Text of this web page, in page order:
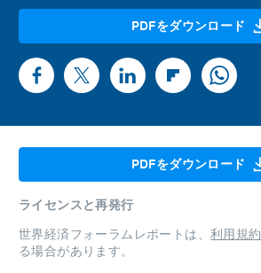
PDFをダウンロード
PDFをダウンロード
ライセンスと再発行
世界経済フォーラムレポートは、 利用規約
る場合があります。